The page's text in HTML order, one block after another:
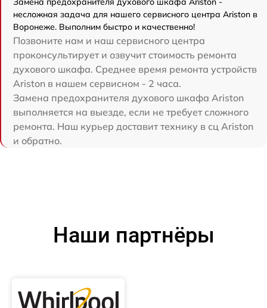
несложная задача для нашего сервисного центра Ariston в
Воронеже. Выполним быстро и качественно!
Позвоните нам и наш сервисного центра
проконсультирует и озвучит стоимость ремонта
духового шкафа. Среднее время ремонта устройств
Ariston в нашем сервисном - 2 часа.
Замена предохранителя духового шкафа Ariston
выполняется на выезде, если не требует сложного
ремонта. Наш курьер доставит технику в сц Ariston
и обратно.
Наши партнёры